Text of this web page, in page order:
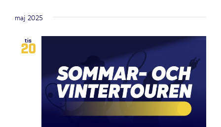
datum.
maj 2025
tis
20